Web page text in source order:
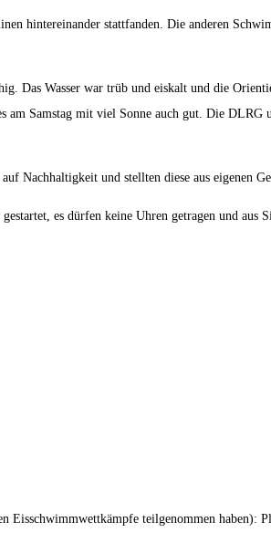
hintereinander stattfanden. Die anderen
Das Wasser war trüb und eiskalt und die
Samstag mit viel Sonne auch gut. Die
Nachhaltigkeit und stellten diese aus eigenen
es dürfen keine Uhren getragen und aus
Eisschwimmwettkämpfe teilgenommen haben):